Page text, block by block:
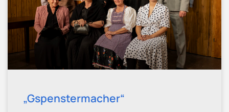
„Gspenstermacher“